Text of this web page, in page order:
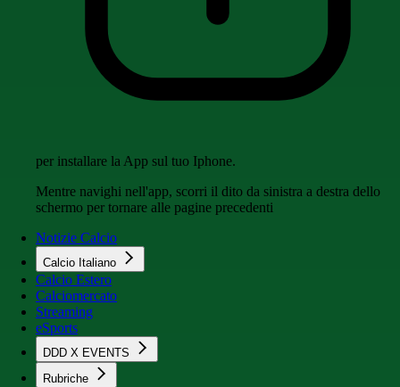
per installare la App sul tuo Iphone.
Mentre navighi nell'app, scorri il dito da sinistra a destra dello
schermo per tornare alle pagine precedenti
Notizie Calcio
Calcio Italiano
Calcio Estero
Calciomercato
Streaming
eSports
DDD X EVENTS
Rubriche